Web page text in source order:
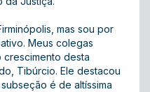
mas sou por
Meus colegas
desta
Tibúrcio. Ele destacou
é de altíssima